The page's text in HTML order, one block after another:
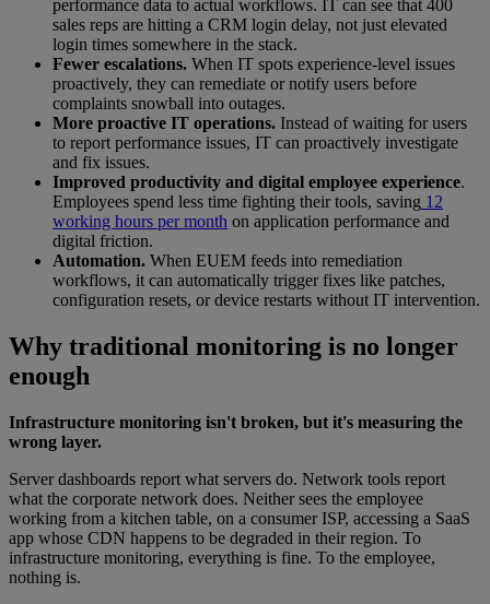
performance data to actual workflows. IT can see that 400
sales reps are hitting a CRM login delay, not just elevated
login times somewhere in the stack.
Fewer escalations. When IT spots experience-level issues
proactively, they can remediate or notify users before
complaints snowball into outages.
More proactive IT operations. Instead of waiting for users
to report performance issues, IT can proactively investigate
and fix issues.
Improved productivity and digital employee experience.
Employees spend less time fighting their tools, saving 12
working hours per month on application performance and
digital friction.
Automation. When EUEM feeds into remediation
workflows, it can automatically trigger fixes like patches,
configuration resets, or device restarts without IT intervention.
Why traditional monitoring is no longer
enough
Infrastructure monitoring isn't broken, but it's measuring the
wrong layer.
Server dashboards report what servers do. Network tools report
what the corporate network does. Neither sees the employee
working from a kitchen table, on a consumer ISP, accessing a SaaS
app whose CDN happens to be degraded in their region. To
infrastructure monitoring, everything is fine. To the employee,
nothing is.